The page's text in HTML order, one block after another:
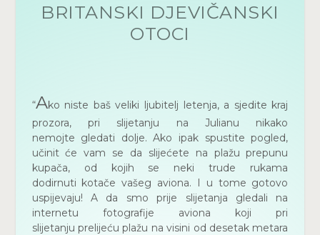
BRITANSKI DJEVIČANSKI
OTOCI
“Ako niste baš veliki ljubitelj letenja, a sjedite kraj
prozora, pri slijetanju na Julianu nikako
nemojte gledati dolje. Ako ipak spustite pogled,
učinit će vam se da slijećete na plažu prepunu
kupača, od kojih se neki trude rukama
dodirnuti kotače vašeg aviona. I u tome gotovo
uspijevaju! A da smo prije slijetanja gledali na
internetu fotografije aviona koji pri
slijetanju prelijeću plažu na visini od desetak metara